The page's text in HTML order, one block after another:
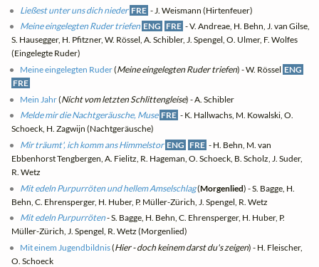
Ließest unter uns dich nieder FRE - J. Weismann (Hirtenfeuer)
Meine eingelegten Ruder triefen ENG FRE - V. Andreae, H. Behn, J. van Gilse,
S. Hausegger, H. Pfitzner, W. Rössel, A. Schibler, J. Spengel, O. Ulmer, F. Wolfes
(Eingelegte Ruder)
Meine eingelegten Ruder(Meine eingelegten Ruder triefen) - W. Rössel ENG
FRE
Mein Jahr(Nicht vom letzten Schlittengleise) - A. Schibler
Melde mir die Nachtgeräusche, Muse FRE - K. Hallwachs, M. Kowalski, O.
Schoeck, H. Zagwijn (Nachtgeräusche)
Mir träumt', ich komm ans Himmelstor ENG FRE - H. Behn, M. van
Ebbenhorst Tengbergen, A. Fielitz, R. Hageman, O. Schoeck, B. Scholz, J. Suder,
R. Wetz
Mit edeln Purpurröten und hellem Amselschlag(Morgenlied) - S. Bagge, H.
Behn, C. Ehrensperger, H. Huber, P. Müller-Zürich, J. Spengel, R. Wetz
Mit edeln Purpurröten- S. Bagge, H. Behn, C. Ehrensperger, H. Huber, P.
Müller-Zürich, J. Spengel, R. Wetz (Morgenlied)
Mit einem Jugendbildnis(Hier - doch keinem darst du's zeigen) - H. Fleischer,
O. Schoeck